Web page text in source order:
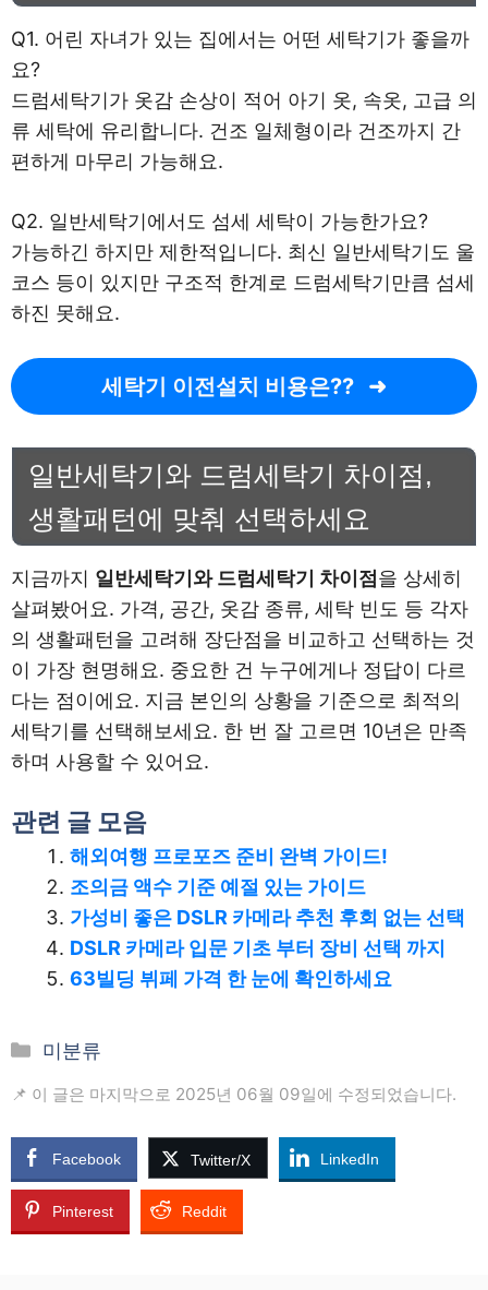
Q1. 어린 자녀가 있는 집에서는 어떤 세탁기가 좋을까
요?
드럼세탁기가 옷감 손상이 적어 아기 옷, 속옷, 고급 의
류 세탁에 유리합니다. 건조 일체형이라 건조까지 간
편하게 마무리 가능해요.
Q2. 일반세탁기에서도 섬세 세탁이 가능한가요?
가능하긴 하지만 제한적입니다. 최신 일반세탁기도 울
코스 등이 있지만 구조적 한계로 드럼세탁기만큼 섬세
하진 못해요.
세탁기 이전설치 비용은??
일반세탁기와 드럼세탁기 차이점,
생활패턴에 맞춰 선택하세요
지금까지 일반세탁기와 드럼세탁기 차이점을 상세히
살펴봤어요. 가격, 공간, 옷감 종류, 세탁 빈도 등 각자
의 생활패턴을 고려해 장단점을 비교하고 선택하는 것
이 가장 현명해요. 중요한 건 누구에게나 정답이 다르
다는 점이에요. 지금 본인의 상황을 기준으로 최적의
세탁기를 선택해보세요. 한 번 잘 고르면 10년은 만족
하며 사용할 수 있어요.
관련 글 모음
해외여행 프로포즈 준비 완벽 가이드!
조의금 액수 기준 예절 있는 가이드
가성비 좋은 DSLR 카메라 추천 후회 없는 선택
DSLR 카메라 입문 기초 부터 장비 선택 까지
63빌딩 뷔페 가격 한 눈에 확인하세요
카
고
리
미분류
📌 이 글은 마지막으로 2025년 06월 09일에 수정되었습니다.
Facebook Twitter/X LinkedIn
Pinterest Reddit